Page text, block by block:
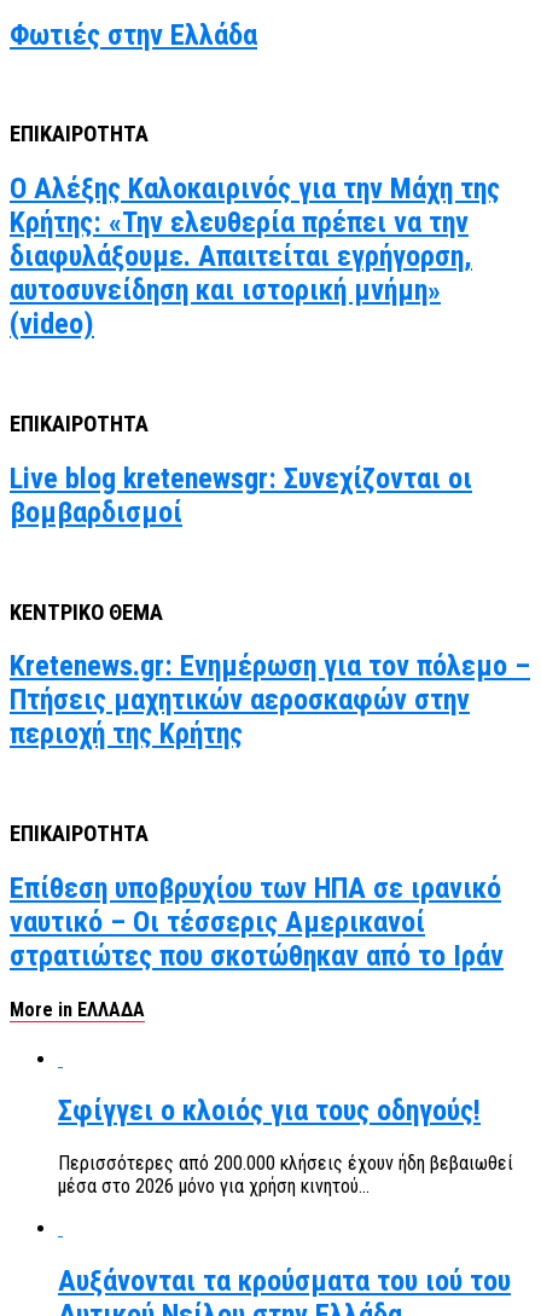
Φωτιές στην Ελλάδα
ΕΠΙΚΑΙΡΟΤΗΤΑ
Ο Αλέξης Καλοκαιρινός για την Μάχη της
Κρήτης: «Την ελευθερία πρέπει να την
διαφυλάξουμε. Απαιτείται εγρήγορση,
αυτοσυνείδηση και ιστορική μνήμη»
(video)
ΕΠΙΚΑΙΡΟΤΗΤΑ
Live blog kretenewsgr: Συνεχίζονται οι
βομβαρδισμοί
ΚΕΝΤΡΙΚΟ ΘΕΜΑ
Kretenews.gr: Ενημέρωση για τον πόλεμο –
Πτήσεις μαχητικών αεροσκαφών στην
περιοχή της Κρήτης
ΕΠΙΚΑΙΡΟΤΗΤΑ
Επίθεση υποβρυχίου των ΗΠΑ σε ιρανικό
ναυτικό – Οι τέσσερις Αμερικανοί
στρατιώτες που σκοτώθηκαν από το Ιράν
More in ΕΛΛΑΔΑ
Σφίγγει ο κλοιός για τους οδηγούς!
Περισσότερες από 200.000 κλήσεις έχουν ήδη βεβαιωθεί
μέσα στο 2026 μόνο για χρήση κινητού...
Αυξάνονται τα κρούσματα του ιού του